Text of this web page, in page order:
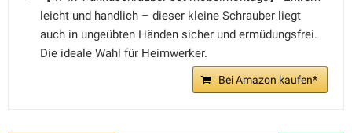
leicht und handlich – dieser kleine Schrauber liegt
auch in ungeübten Händen sicher und ermüdungsfrei.
Die ideale Wahl für Heimwerker.
Bei Amazon kaufen*